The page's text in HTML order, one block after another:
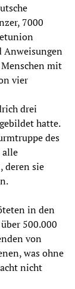
7000
mit
vier
drei
hatte.
des
alle
deren sie
in den
500.000
von
was ohne
nicht